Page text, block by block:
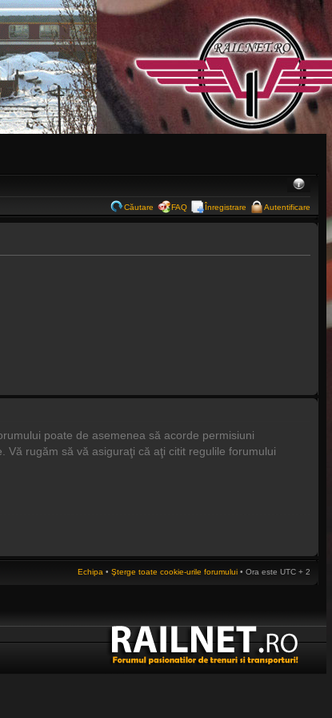
Căutare FAQ Înregistrare Autentificare
poate de asemenea să acorde permisiuni
rugăm să vă asiguraţi că aţi citit regulile forumului
Echipa •Şterge toate cookie-urile forumului • Ora este UTC + 2